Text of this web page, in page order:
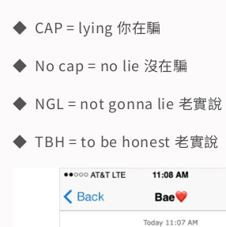
◆  CAP = lying 你在騙
◆  No cap = no lie 沒在騙
◆  NGL = not gonna lie 老實說
◆  TBH = to be honest 老實說